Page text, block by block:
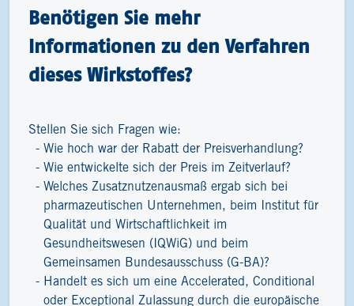
Benötigen Sie mehr
Informationen zu den Verfahren
dieses Wirkstoffes?
Stellen Sie sich Fragen wie:
Wie hoch war der Rabatt der Preisverhandlung?
Wie entwickelte sich der Preis im Zeitverlauf?
Welches Zusatznutzenausmaß ergab sich bei
pharmazeutischen Unternehmen, beim Institut für
Qualität und Wirtschaftlichkeit im
Gesundheitswesen (IQWiG) und beim
Gemeinsamen Bundesausschuss (G-BA)?
Handelt es sich um eine Accelerated, Conditional
oder Exceptional Zulassung durch die europäische